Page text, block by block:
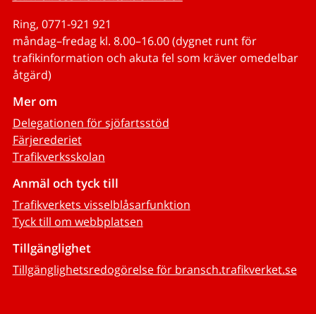
Ring, 0771-921 921
måndag–fredag kl. 8.00–16.00 (dygnet runt för
trafikinformation och akuta fel som kräver omedelbar
åtgärd)
Mer om
Delegationen för sjöfartsstöd
Färjerederiet
Trafikverksskolan
Anmäl och tyck till
Trafikverkets visselblåsarfunktion
Tyck till om webbplatsen
Tillgänglighet
Tillgänglighetsredogörelse för bransch.trafikverket.se